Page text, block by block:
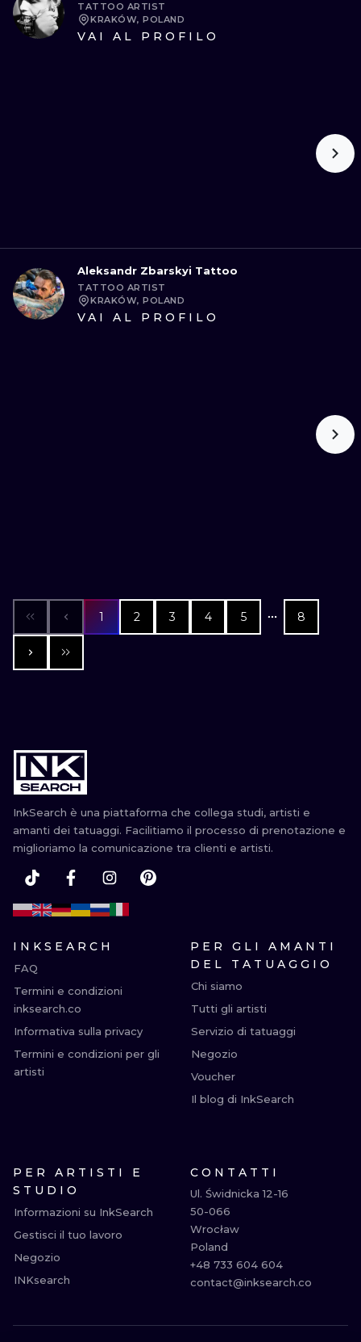
TATTOO ARTIST
KRAKÓW, POLAND
VAI AL PROFILO
Aleksandr Zbarskyi Tattoo
TATTOO ARTIST
KRAKÓW, POLAND
VAI AL PROFILO
1 2 3 4 5 8
InkSearch è una piattaforma che collega studi, artisti e
amanti dei tatuaggi. Facilitiamo il processo di prenotazione e
miglioriamo la comunicazione tra clienti e artisti.
INKSEARCH
FAQ
Termini e condizioni
inksearch.co
Informativa sulla privacy
Termini e condizioni per gli
artisti
PER GLI AMANTI
DEL TATUAGGIO
Chi siamo
Tutti gli artisti
Servizio di tatuaggi
Negozio
Voucher
Il blog di InkSearch
PER ARTISTI E
STUDIO
Informazioni su InkSearch
Gestisci il tuo lavoro
Negozio
INKsearch
CONTATTI
Ul. Świdnicka 12-16
50-066
Wrocław
Poland
+48 733 604 604
contact@inksearch.co